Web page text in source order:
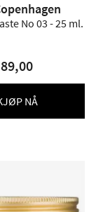
No 03 - 25 ml.
89,00
NÅ